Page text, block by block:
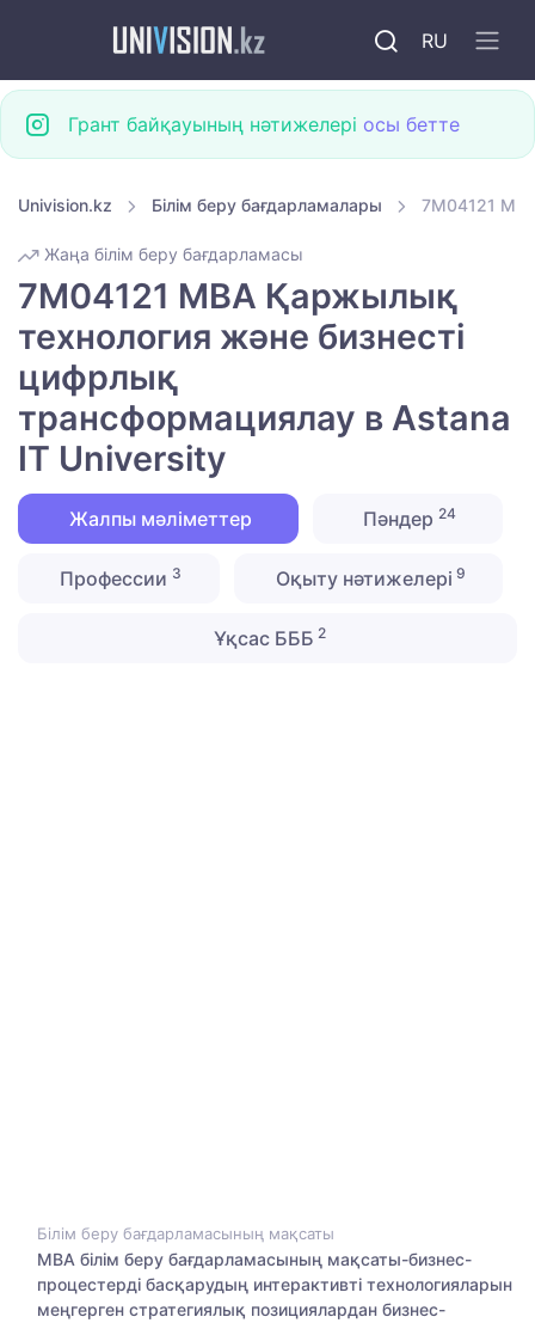
RU
Грант байқауының нәтижелері осы бетте
Univision.kz Білім беру бағдарламалары 7M04121
Жаңа білім беру бағдарламасы
7M04121 MBA Қаржылық
технология және бизнесті
цифрлық
трансформациялау в Astana
IT University
Жалпы мәліметтер Пәндер24
Профессии 3 Оқыту нәтижелері 9
Ұқсас БББ 2
Білім беру бағдарламасының мақсаты
МВА білім беру бағдарламасының мақсаты-бизнес-
процестерді басқарудың интерактивті технологияларын
меңгерген стратегиялық позициялардан бизнес-